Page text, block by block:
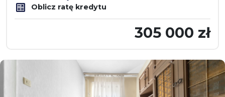
Oblicz ratę kredytu
305 000 zł